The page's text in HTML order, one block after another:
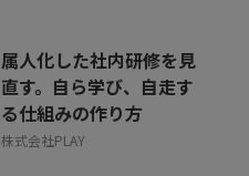
属人化した社内研修を見
直す。自ら学び、自走す
る仕組みの作り方
株式会社PLAY